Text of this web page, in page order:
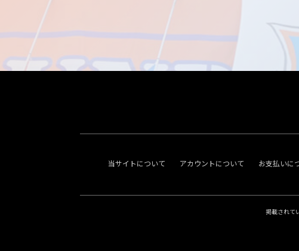
当サイトについて アカウントについて お支払いに
掲載されて